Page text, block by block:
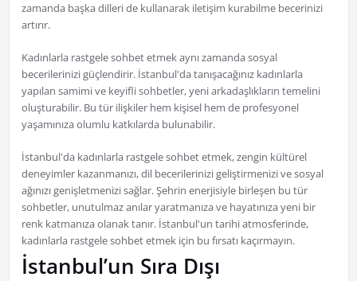
zamanda başka dilleri de kullanarak iletişim kurabilme becerinizi
artırır.
Kadınlarla rastgele sohbet etmek aynı zamanda sosyal
becerilerinizi güçlendirir. İstanbul'da tanışacağınız kadınlarla
yapılan samimi ve keyifli sohbetler, yeni arkadaşlıkların temelini
oluşturabilir. Bu tür ilişkiler hem kişisel hem de profesyonel
yaşamınıza olumlu katkılarda bulunabilir.
İstanbul'da kadınlarla rastgele sohbet etmek, zengin kültürel
deneyimler kazanmanızı, dil becerilerinizi geliştirmenizi ve sosyal
ağınızı genişletmenizi sağlar. Şehrin enerjisiyle birleşen bu tür
sohbetler, unutulmaz anılar yaratmanıza ve hayatınıza yeni bir
renk katmanıza olanak tanır. İstanbul'un tarihi atmosferinde,
kadınlarla rastgele sohbet etmek için bu fırsatı kaçırmayın.
İstanbul’un Sıra Dışı